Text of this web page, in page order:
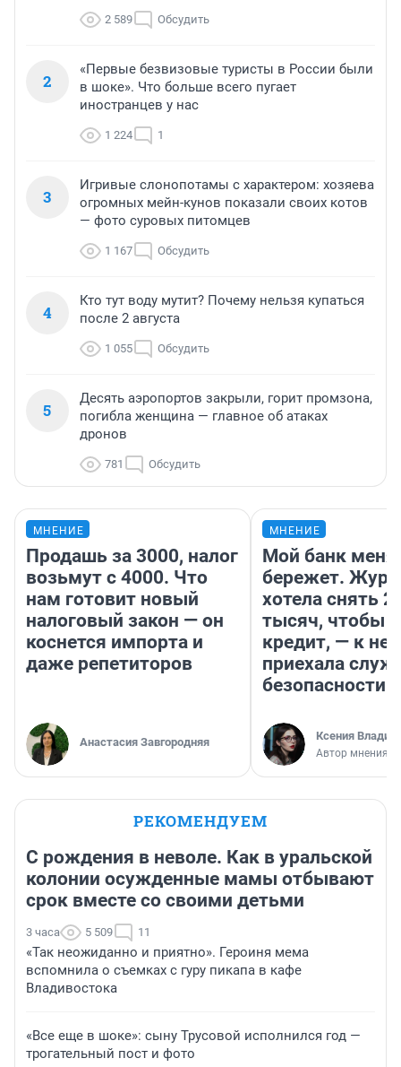
2 589 Обсудить
2
«Первые безвизовые туристы в России были
в шоке». Что больше всего пугает
иностранцев у нас
1 224 1
3
Игривые слонопотамы с характером: хозяева
огромных мейн-кунов показали своих котов
— фото суровых питомцев
1 167 Обсудить
4
Кто тут воду мутит? Почему нельзя купаться
после 2 августа
1 055 Обсудить
5
Десять аэропортов закрыли, горит промзона,
погибла женщина — главное об атаках
дронов
781 Обсудить
МНЕНИЕ
Продашь за 3000, налог
возьмут с 4000. Что
нам готовит новый
налоговый закон — он
коснется импорта и
даже репетиторов
Анастасия Завгородняя
МНЕНИЕ
Мой банк меня
бережет.
хотела снять
тысяч, чтобы
кредит, — к
приехала
безопасности
Ксения
Автор мнения
РЕКОМЕНДУЕМ
С рождения в неволе. Как в уральской
колонии осужденные мамы отбывают
срок вместе со своими детьми
3 часа 5 509 11
«Так неожиданно и приятно». Героиня мема
вспомнила о съемках с гуру пикапа в кафе
Владивостока
«Все еще в шоке»: сыну Трусовой исполнился год —
трогательный пост и фото